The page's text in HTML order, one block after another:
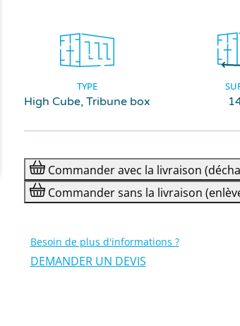
TYPE
High Cube, Tribune box
Commander avec la livraison
Commander sans la livraison
Besoin de plus d'informations ?
DEMANDER UN DEVIS